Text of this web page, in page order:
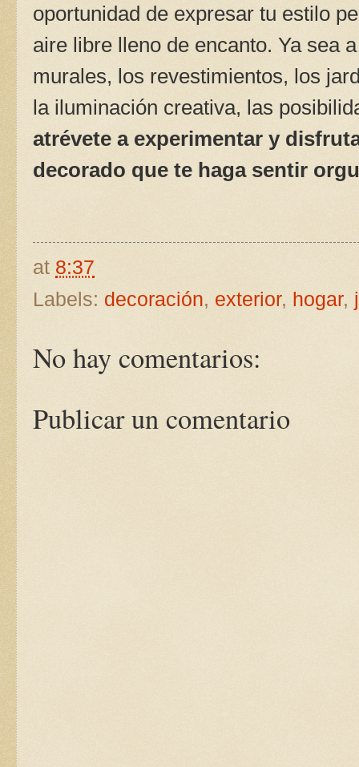
oportunidad de expresar tu estilo
aire libre lleno de encanto. Ya sea
murales, los revestimientos, los
la iluminación creativa, las
atrévete a experimentar y
decorado que te haga sentir
at 8:37
Labels: decoración, exterior, hogar,
No hay comentarios:
Publicar un comentario